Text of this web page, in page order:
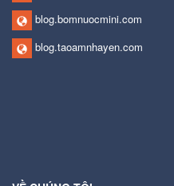
blog.bomnuocmini.com
blog.taoamnhayen.com